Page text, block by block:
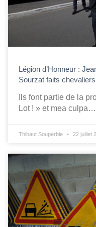
Légion d’Honneur :
Sourzat faits chevaliers
Ils font partie de la
Lot ! » et mea
Thibaut Souperbie 22 juillet